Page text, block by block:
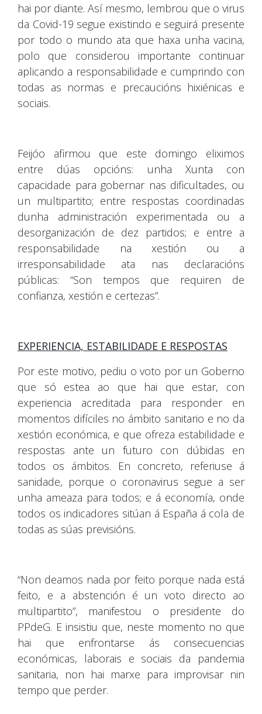
hai por diante. Así mesmo, lembrou que o virus
da Covid-19 segue existindo e seguirá presente
por todo o mundo ata que haxa unha vacina,
polo que considerou importante continuar
aplicando a responsabilidade e cumprindo con
todas as normas e precaucións hixiénicas e
sociais.
Feijóo afirmou que este domingo eliximos
entre dúas opcións: unha Xunta con
capacidade para gobernar nas dificultades, ou
un multipartito; entre respostas coordinadas
dunha administración experimentada ou a
desorganización de dez partidos; e entre a
responsabilidade na xestión ou a
irresponsabilidade ata nas declaracións
públicas: “Son tempos que requiren de
confianza, xestión e certezas”.
EXPERIENCIA, ESTABILIDADE E RESPOSTAS
Por este motivo, pediu o voto por un Goberno
que só estea ao que hai que estar, con
experiencia acreditada para responder en
momentos difíciles no ámbito sanitario e no da
xestión económica, e que ofreza estabilidade e
respostas ante un futuro con dúbidas en
todos os ámbitos. En concreto, referiuse á
sanidade, porque o coronavirus segue a ser
unha ameaza para todos; e á economía, onde
todos os indicadores sitúan á España á cola de
todas as súas previsións.
“Non deamos nada por feito porque nada está
feito, e a abstención é un voto directo ao
multipartito”, manifestou o presidente do
PPdeG. E insistiu que, neste momento no que
hai que enfrontarse ás consecuencias
económicas, laborais e sociais da pandemia
sanitaria, non hai marxe para improvisar nin
tempo que perder.